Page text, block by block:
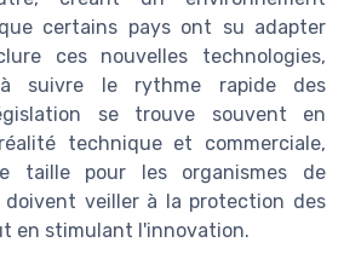
certains pays ont su adapter
ces nouvelles technologies,
suivre le rythme rapide des
se trouve souvent en
technique et commerciale,
taille pour les organismes de
veiller à la protection des
en stimulant l'innovation.